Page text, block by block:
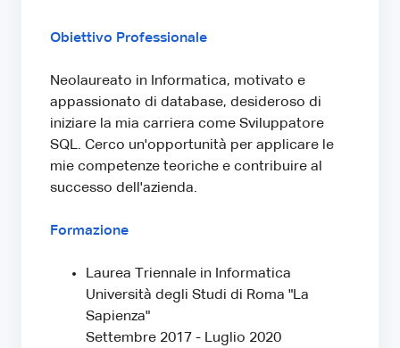
Obiettivo Professionale
Neolaureato in Informatica, motivato e
appassionato di database, desideroso di
iniziare la mia carriera come Sviluppatore
SQL. Cerco un'opportunità per applicare le
mie competenze teoriche e contribuire al
successo dell'azienda.
Formazione
Laurea Triennale in Informatica
Università degli Studi di Roma "La
Sapienza"
Settembre 2017 - Luglio 2020